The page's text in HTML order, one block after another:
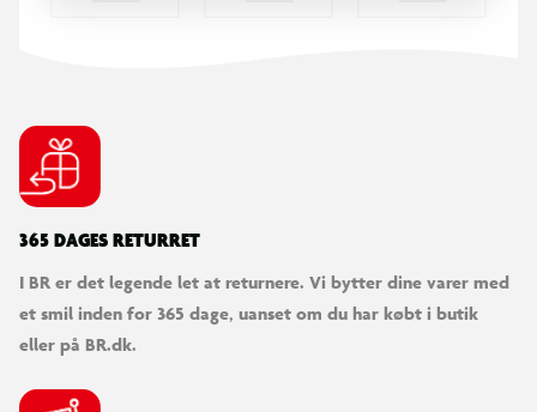
365 DAGES RETURRET
I BR er det legende let at returnere. Vi bytter dine varer med
et smil inden for 365 dage, uanset om du har købt i butik
eller på BR.dk.